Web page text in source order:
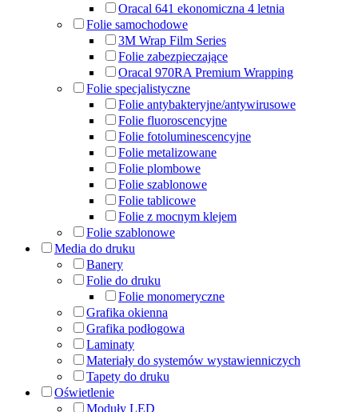
Oracal 641 ekonomiczna 4 letnia
Folie samochodowe
3M Wrap Film Series
Folie zabezpieczające
Oracal 970RA Premium Wrapping
Folie specjalistyczne
Folie antybakteryjne/antywirusowe
Folie fluoroscencyjne
Folie fotoluminescencyjne
Folie metalizowane
Folie plombowe
Folie szablonowe
Folie tablicowe
Folie z mocnym klejem
Folie szablonowe
Media do druku
Banery
Folie do druku
Folie monomeryczne
Grafika okienna
Grafika podłogowa
Laminaty
Materiały do systemów wystawienniczych
Tapety do druku
Oświetlenie
Moduły LED